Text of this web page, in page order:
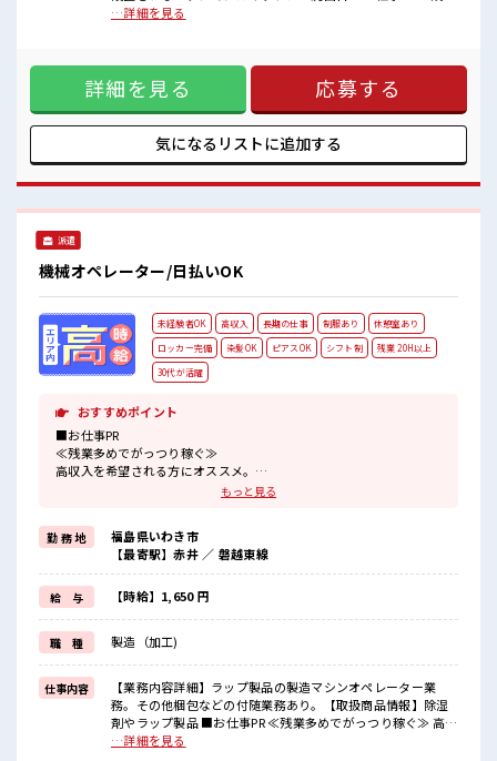
派手すぎなければ多少のヘアカラーもOKなのはウレシイPoint☆
未経験から始めた方もイッパイ！
まずはチャレンジしてみませんか？
多めでがっつり稼ぐ≫ 高収入を希望される方にオススメ。 残
働く≫ 明るすぎたり奇抜でなければ基本的に自由！ (規定
有)≪動きやすい制服アリ≫ 制服があるので、 毎日の服装の
悩み解消♪ ≪初めての仕事だけど自分にもできそう≫ 新しい
ことにチャレンジするのは不安だけど、 しっかり働く環境が
整っています！ イチからスキルUP・ステップUP目指してい
きましょう！ ■職場の雰囲気 派手すぎなければ多少のヘアカ
見！ 未経験から始めた方もイッパイ！ まずはチャレンジして
みませんか？
…詳細を見る
詳細を見る 応募する
気になるリストに追加する
派遣
機械オペレーター/日払いOK
未経験者OK 高収入 長期の仕事 制服あり
休憩室あり
ロッカー完備
染髪OK ピアスOK シフト制
残業 20H以上
30代が活躍
おすすめポイント
■お仕事PR
≪残業多めでがっつり稼ぐ≫
高収入を希望される方にオススメ。
残業は月20時間以上あります♪
基本的に髪色自由で明るすぎたり奇抜でなければOKです！
(規定有)≪機能的な制服アリ≫
制服があるので、
毎日の服装の悩み解消♪
≪未経験でも活躍できる≫
新しいことにチャレンジするのは不安だけど、
しっかり働く環境が整っています！
イチからスキルUP・ステップUP目指していきましょう！
≪自分に向いている仕事が探せる≫
困った事などがあれば、
担当がしっかりサポートします！
■職場の雰囲気
もっと見る
勤 務 地
福島県いわき市
【最寄駅】赤井 ／ 磐越東線
給 与 【時給】1,650 円
職 種 製造（加工)
仕事内容
【業務内容詳細】ラップ製品の製造マシンオペレーター業
務。その他梱包などの付随業務あり。【取扱商品情報】除湿
剤やラップ製品 ■お仕事PR ≪残業多めでがっつり稼ぐ≫ 高収
入を希望される方にオススメ。 残業は月20時間以上あります
…詳細を見る